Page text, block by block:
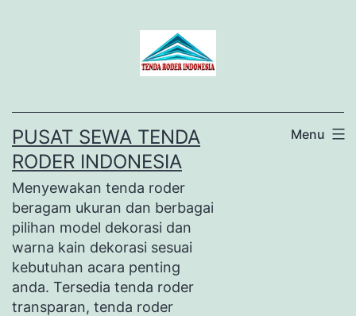
PUSAT SEWA TENDA
RODER INDONESIA
Menyewakan tenda roder
beragam ukuran dan berbagai
pilihan model dekorasi dan
warna kain dekorasi sesuai
kebutuhan acara penting
anda. Tersedia tenda roder
transparan, tenda roder
Menu